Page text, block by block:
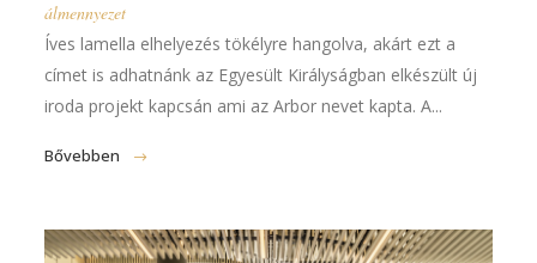
álmennyezet
Íves lamella elhelyezés tökélyre hangolva, akárt ezt a
címet is adhatnánk az Egyesült Királyságban elkészült új
iroda projekt kapcsán ami az Arbor nevet kapta. A...
Bővebben